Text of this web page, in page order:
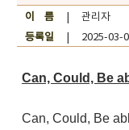
이 름| 관리자
등록일| 2025-03-
Can, Could, Be
Can, Could, Be